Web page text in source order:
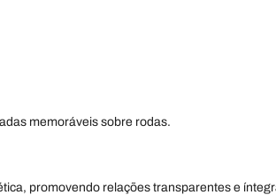
memoráveis sobre rodas.
promovendo relações transparentes e